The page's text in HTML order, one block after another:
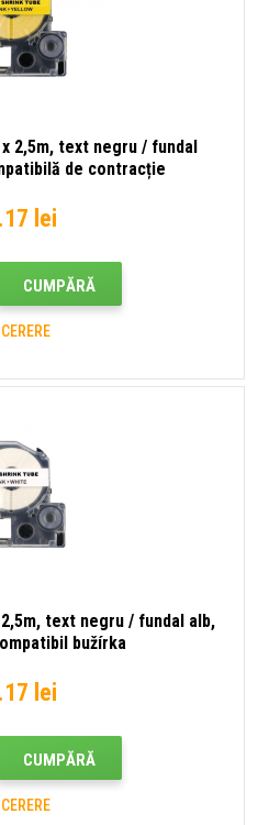
x 2,5m, text negru / fundal
de contracție
lei
CUMPĂRĂ
2,5m, text negru / fundal alb,
bužírka
lei
CUMPĂRĂ